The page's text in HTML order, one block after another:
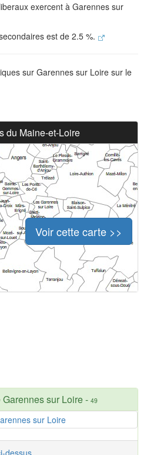
exercent à Garennes sur
est de 2.5 %.
sur Garennes sur Loire sur le
du Maine-et-Loire
Voir cette carte >>
sur Loire- 49